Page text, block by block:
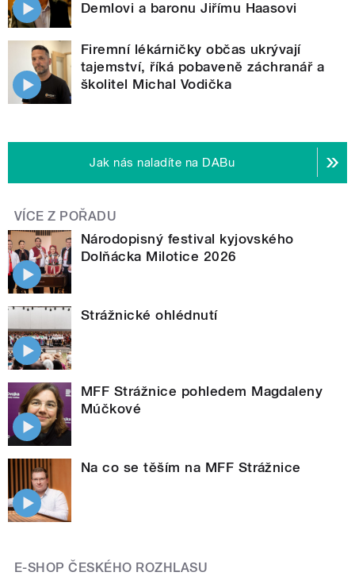
Demlovi a baronu Jiřímu Haasovi
Firemní lékárničky občas ukrývají
tajemství, říká pobaveně záchranář a
školitel Michal Vodička
Jak nás naladíte na DABu
VÍCE Z POŘADU
Národopisný festival kyjovského
Dolňácka Milotice 2026
Strážnické ohlédnutí
MFF Strážnice pohledem Magdaleny
Múčkové
Na co se těším na MFF Strážnice
E-SHOP ČESKÉHO ROZHLASU